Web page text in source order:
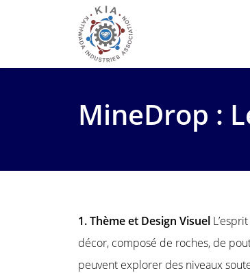
MineDrop :
1. Thème et Design Visuel
décor, composé de roches, de
peuvent explorer des niveaux